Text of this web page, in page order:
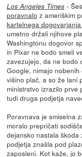
Los Angeles Times-
poravnalo z ameriškim
kartelnega
umetno držali njihove
Washingtonu dogovor
in Pixar ne bodo smeli
zavezujejo, da ne bodo
Google, nimajo
višino plač, a so že lani
ministrstvo izrazilo prve
tudi druga podjetja
Poravnava je smiselna
moralo prepričati
dejansko nastala škoda
podjetja znašla pod
zaposleni. Kot kaže, jo